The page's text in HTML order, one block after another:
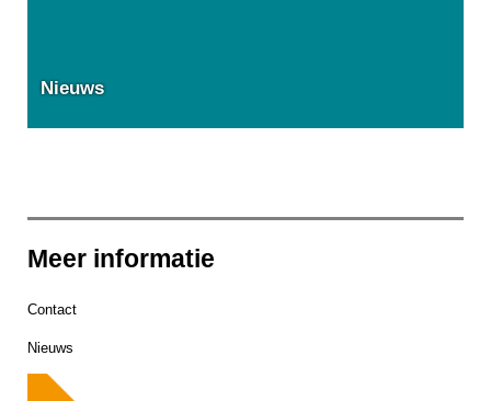
Nieuws
Meer informatie
Contact
Nieuws